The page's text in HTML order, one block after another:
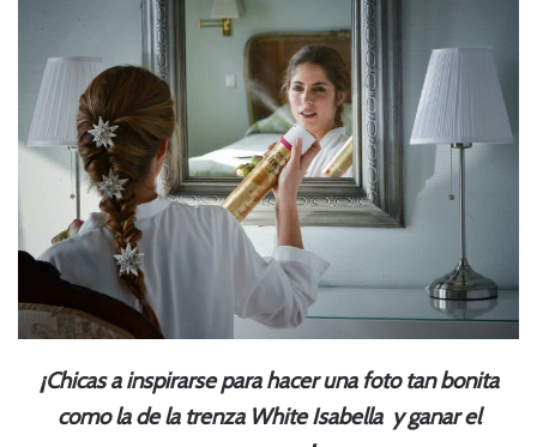
¡Chicas a inspirarse para hacer una foto tan bonita
como la de la trenza White Isabella y ganar el